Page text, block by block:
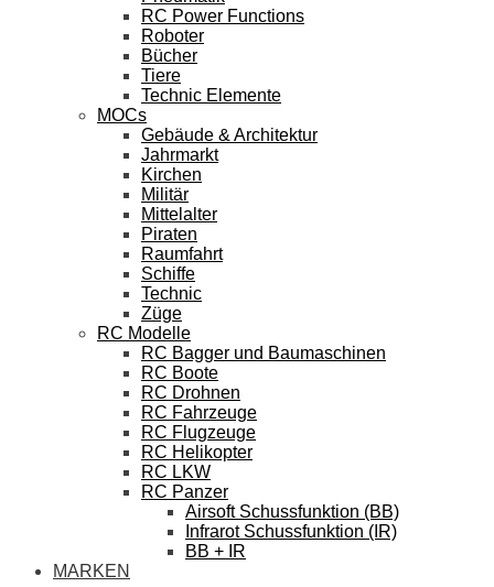
RC Power Functions
Roboter
Bücher
Tiere
Technic Elemente
MOCs
Gebäude & Architektur
Jahrmarkt
Kirchen
Militär
Mittelalter
Piraten
Raumfahrt
Schiffe
Technic
Züge
RC Modelle
RC Bagger und Baumaschinen
RC Boote
RC Drohnen
RC Fahrzeuge
RC Flugzeuge
RC Helikopter
RC LKW
RC Panzer
Airsoft Schussfunktion (BB)
Infrarot Schussfunktion (IR)
BB + IR
MARKEN